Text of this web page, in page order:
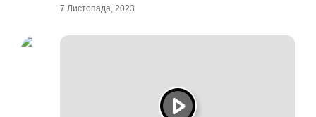
7 Листопада, 2023